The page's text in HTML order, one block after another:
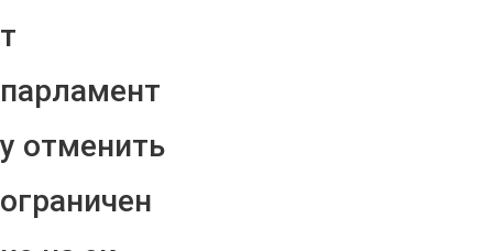
т
парламент
у отменить
ограничен